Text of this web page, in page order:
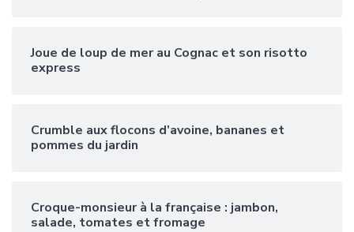
Joue de loup de mer au Cognac et son risotto
express
Crumble aux flocons d’avoine, bananes et
pommes du jardin
Croque-monsieur à la française : jambon,
salade, tomates et fromage